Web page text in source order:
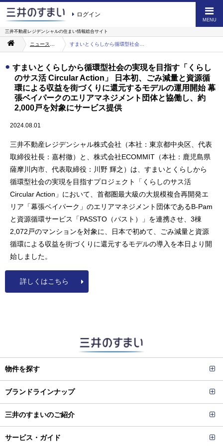
ログイン
MENU
三井不動産レジデンシャルの住まい情報総合サイト
すまいとくらしから循環型社会の実現を目指す「くらし
のサス活 Circular Action」 日本初、ごみ減量と資源循
環による収益を街づくりに還元するモデルの運用開始 幕
張ベイパークのエリアマネジメント団体と協働し、約
2,000戸を対象にサービス提供
2024.08.01
三井不動産レジデンシャル株式会社（本社：東京都中央区、代表
取締役社長：嘉村徹）と、株式会社ECOMMIT（本社：鹿児島県
薩摩川内市、代表取締役：川野 輝之）は、すまいとくらしから
循環型社会の実現を目指すプロジェクト「くらしのサス活
Circular Action」において、首都圏最大級の大規模複合再開発エ
リア「幕張ベイパーク」のエリアマネジメント団体であるB-Pam
と資源循環サービス「PASSTO（パスト）」を連携させ、3棟
2,072戸のマンションを対象に、日本で初めて、ごみ減量と資源
循環による収益を街づくりに還元するモデルの導入を本日より開
始しました。
詳しくはこちら
物件を探す
ブランドラインナップ
三井のすまいのご紹介
サービス・ガイド